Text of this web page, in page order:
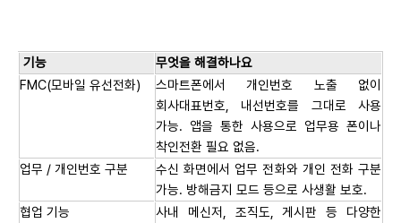
기능
무엇을 해결하나요
FMC(모바일 유선전화)
스마트폰에서 개인번호 노출 없이
회사대표번호, 내선번호를 그대로 사용
가능. 앱을 통한 사용으로 업무용 폰이나
착인전환 필요 없음.
업무 / 개인번호 구분
수신 화면에서 업무 전화와 개인 전화 구분
가능. 방해금지 모드 등으로 사생활 보호.
협업 기능
사내 메신저, 조직도, 게시판 등 다양한